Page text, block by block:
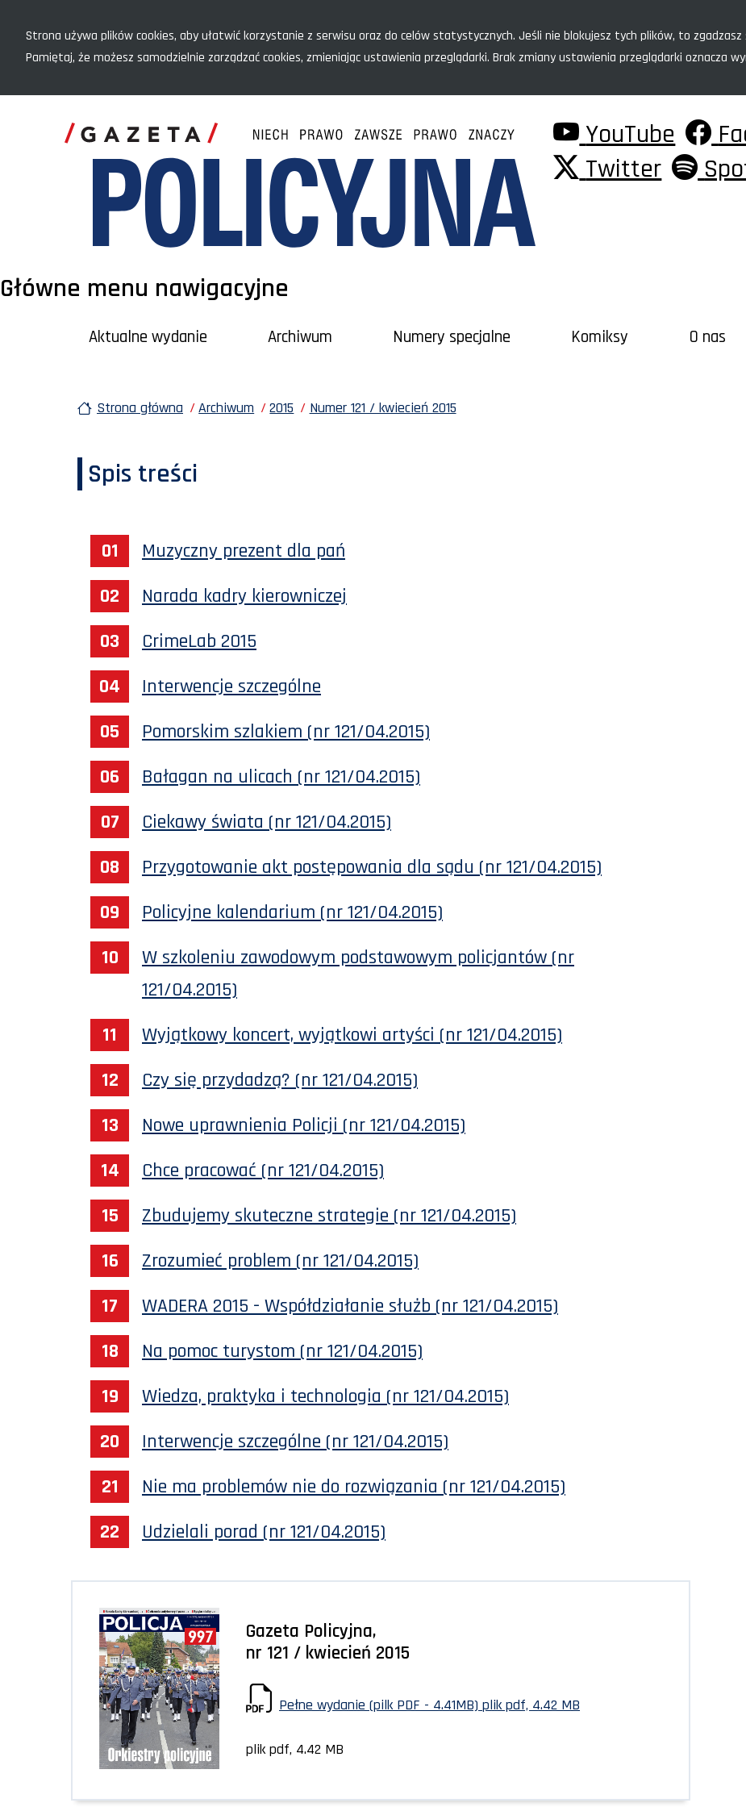
Strona używa plików cookies, aby ułatwić korzystanie z serwisu oraz do celów statystycznych. Jeśli nie blokujesz tych plików, to
Pamiętaj, że możesz samodzielnie zarządzać cookies, zmieniając ustawienia przeglądarki. Brak zmiany ustawienia przeglądarki oznacza
YouTube
Twitter
Główne menu nawigacyjne
Aktualne wydanie Archiwum Numery specjalne Komiksy O nas
Strona główna Archiwum 2015 Numer 121 / kwiecień 2015
Spis treści
Muzyczny prezent dla pań
Narada kadry kierowniczej
CrimeLab 2015
Interwencje szczególne
Pomorskim szlakiem (nr 121/04.2015)
Bałagan na ulicach (nr 121/04.2015)
Ciekawy świata (nr 121/04.2015)
Przygotowanie akt postępowania dla sądu (nr 121/04.2015)
Policyjne kalendarium (nr 121/04.2015)
W szkoleniu zawodowym podstawowym policjantów (nr
121/04.2015)
Wyjątkowy koncert, wyjątkowi artyści (nr 121/04.2015)
Czy się przydadzą? (nr 121/04.2015)
Nowe uprawnienia Policji (nr 121/04.2015)
Chce pracować (nr 121/04.2015)
Zbudujemy skuteczne strategie (nr 121/04.2015)
Zrozumieć problem (nr 121/04.2015)
WADERA 2015 - Współdziałanie służb (nr 121/04.2015)
Na pomoc turystom (nr 121/04.2015)
Wiedza, praktyka i technologia (nr 121/04.2015)
Interwencje szczególne (nr 121/04.2015)
Nie ma problemów nie do rozwiązania (nr 121/04.2015)
Udzielali porad (nr 121/04.2015)
Gazeta Policyjna,
nr 121 / kwiecień 2015
Pełne wydanie (pilk PDF - 4.41MB) plik pdf, 4.42 MB
plik pdf, 4.42 MB